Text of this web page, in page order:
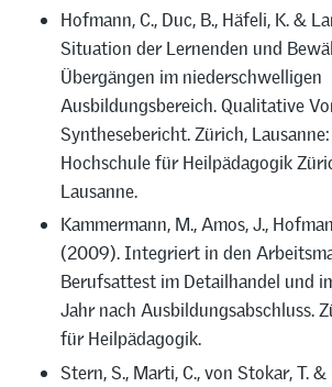
Hofmann, C., Duc, B., Häfeli, K. &
Situation der Lernenden und
Übergängen im niederschwelligen
Ausbildungsbereich. Qualitative
Synthesebericht. Zürich,
Hochschule für Heilpädagogik
Lausanne.
Kammermann, M., Amos, J.,
(2009). Integriert in den
Berufsattest im Detailhandel und
Jahr nach Ausbildungsabschluss.
für Heilpädagogik.
Stern, S., Marti, C., von Stokar, T.